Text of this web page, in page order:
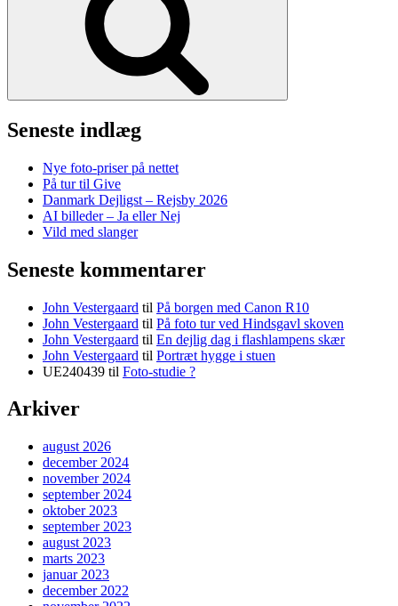
Seneste indlæg
Nye foto-priser på nettet
På tur til Give
Danmark Dejligst – Rejsby 2026
AI billeder – Ja eller Nej
Vild med slanger
Seneste kommentarer
John Vestergaard til På borgen med Canon R10
John Vestergaard til På foto tur ved Hindsgavl skoven
John Vestergaard til En dejlig dag i flashlampens skær
John Vestergaard til Portræt hygge i stuen
UE240439 til Foto-studie ?
Arkiver
august 2026
december 2024
november 2024
september 2024
oktober 2023
september 2023
august 2023
marts 2023
januar 2023
december 2022